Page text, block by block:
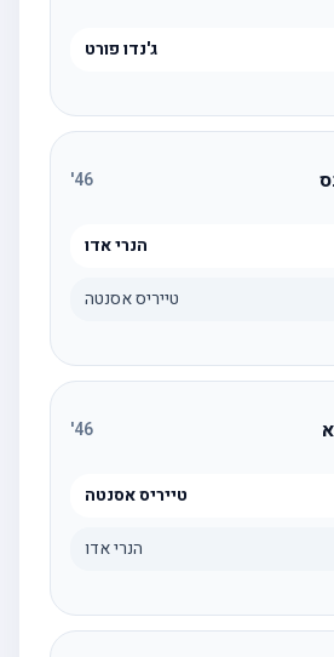
ג'נדו פורט
46
'
הנרי אדו
טייריס אסנטה
46
'
טייריס אסנטה
הנרי אדו